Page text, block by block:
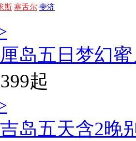
斯 塞舌尔 斐济
岛五日梦幻
起
岛五天含2晚